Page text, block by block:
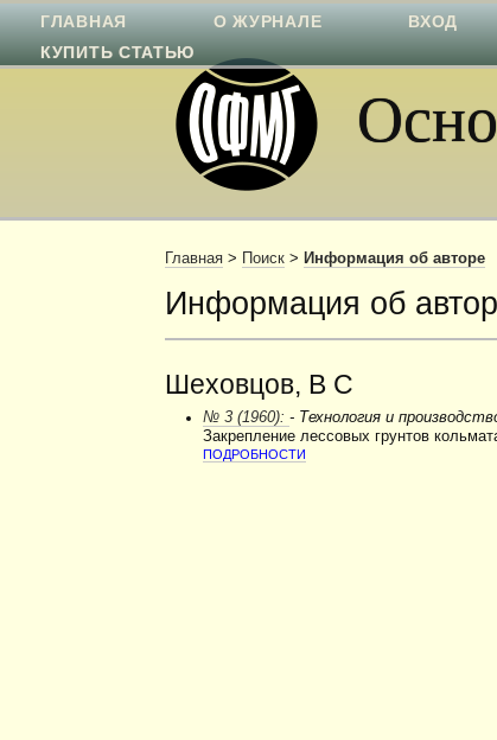
ГЛАВНАЯ О ЖУРНАЛЕ ВХОД
КУПИТЬ СТАТЬЮ
Главная > Поиск > Информация об авторе
Информация об
Шеховцов, В С
№ 3 (1960): - Технология и
Закрепление лессовых грунтов
ПОДРОБНОСТИ